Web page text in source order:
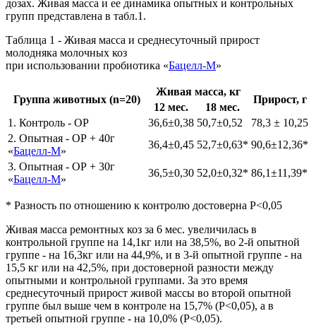
дозах. Живая масса и ее динамика опытных и контрольных
групп представлена в табл.1.
Таблица 1 - Живая масса и среднесуточный прирост
молодняка молочных коз
при использовании пробиотика «Бацелл-М»
Группа животных (n=20)
Живая масса, кг
Прирост, г
12 мес.
18 мес.
1. Контроль - ОР
36,6±0,38 50,7±0,52
78,3 ± 10,25
2. Опытная - ОР + 40г
«Бацелл-М»
36,4±0,45 52,7±0,63* 90,6±12,36*
3. Опытная - ОР + 30г
«Бацелл-М»
36,5±0,30 52,0±0,32* 86,1±11,39*
* Разность по отношению к контролю достоверна Р<0,05
Живая масса ремонтных коз за 6 мес. увеличилась в
контрольной группе на 14,1кг или на 38,5%, во 2-й опытной
группе - на 16,3кг или на 44,9%, и в 3-й опытной группе - на
15,5 кг или на 42,5%, при достоверной разности между
опытными и контрольной группами. За это время
среднесуточный прирост живой массы во второй опытной
группе был выше чем в контроле на 15,7% (Р<0,05), а в
третьей опытной группе - на 10,0% (Р<0,05).